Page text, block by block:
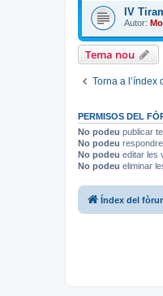
IV
Autor:
Tema nou
Torna a l’índex
PERMISOS DEL
No podeu publicar
No podeu
No podeu editar les
No podeu eliminar
Índex del